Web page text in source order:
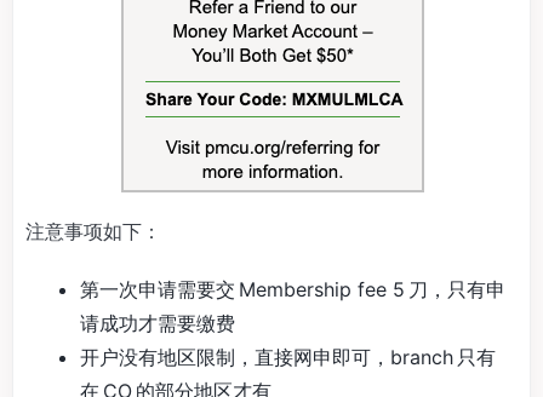
注意事项如下：
第一次申请需要交 Membership fee 5 刀，只有申
请成功才需要缴费
开户没有地区限制，直接网申即可，branch 只有
在 CO 的部分地区才有